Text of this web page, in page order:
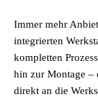
Immer mehr
integrierten
kompletten
hin zur Montage –
direkt an die